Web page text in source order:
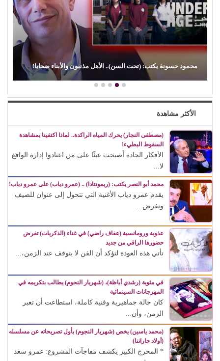
(الفن) والسياسة: عندما تتحول الريشة إلى سلاح
الأكثر مشاهدة
(مصطفى النجار) يحرك المياه الراكدة.. لماذا اكتفينا بمشاهدة
السقوط البطيء!
الأفكار الجادة أصبحت عبئًا على من اعتادوا إدارة الواقع
لا...
محمد أبو النصر يكتب: (ريمونتادا) .. (عمرو دياب) على عمرو دياب!
يقدم عمرو دياب الأغنية التي تتحول إلى عنوان للصيف
وتفرض...
عذوبة ورومانسية (عفاف راضي) في غناء (الذكريات) تفرض
حضورها الراقي من جديد
تأتي هذه العودة لتؤكد أن الفن لا يتوقف عند الزمن،...
في مئوية (رشدي أباظة)، (شهريار النجوم) يطالب بتكريمه في
المهرجانات السينمائية
كان حالة جماهيرية وفنية كاملة، استطاعت أن تعبر
الزمن، وأن...
(محمد ياسين) يخص (شهريار النجوم) بأول تصريحاته عن مسلسله
(أولاد حاراتنا)
* المخرج الكبير يكشف مفاجآت المشروع: عمرو سعد